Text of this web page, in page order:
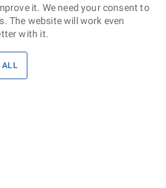
it. We need your consent to
The website will work even
with it.
ALL